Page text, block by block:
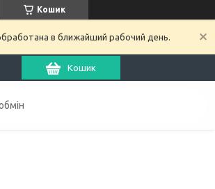
Кошик
в ближайший рабочий день.
Кошик